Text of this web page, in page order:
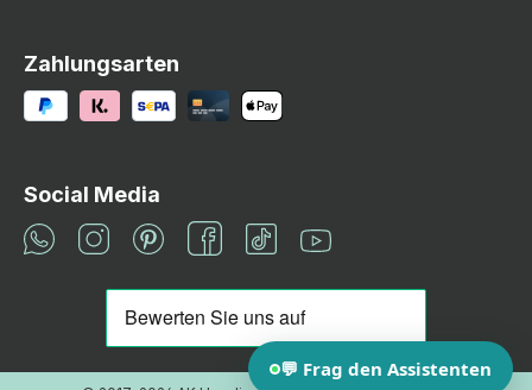
Zahlungsarten
Social Media